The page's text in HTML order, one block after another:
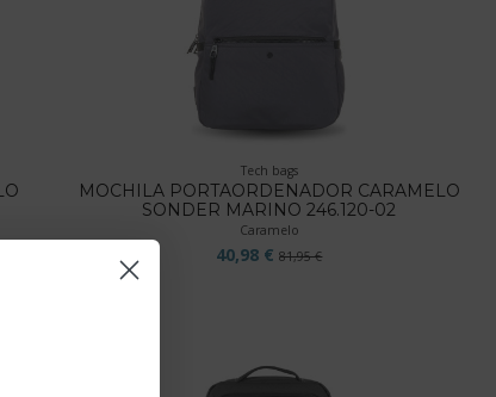
Tech bags
MOCHILA PORTAORDENADOR CARAMELO
SONDER MARINO 246.120-02
Caramelo
40,98 €81,95 €